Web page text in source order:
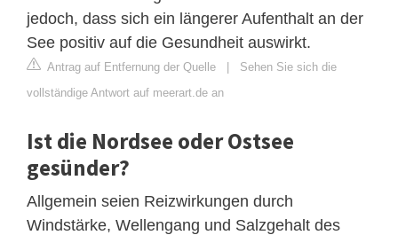
jedoch, dass sich ein längerer Aufenthalt an der
See positiv auf die Gesundheit auswirkt.
Antrag auf Entfernung der Quelle | Sehen Sie sich die
vollständige Antwort auf meerart.de an
Ist die Nordsee oder Ostsee
gesünder?
Allgemein seien Reizwirkungen durch
Windstärke, Wellengang und Salzgehalt des